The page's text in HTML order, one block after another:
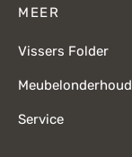
MEER
Vissers Folder
Meubelonderhoud
Service